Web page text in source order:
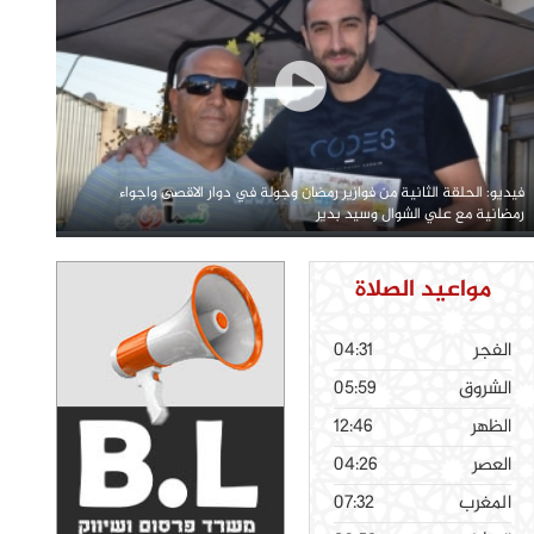
فيديو: الحلقة الثانية من فوازير رمضان وجولة في دوار الاقصى واجواء
رمضانية مع علي الشوال وسيد بدير
مواعيد الصلاة
الفجر
04:31
الشروق
05:59
الظهر
12:46
العصر
04:26
المغرب
07:32